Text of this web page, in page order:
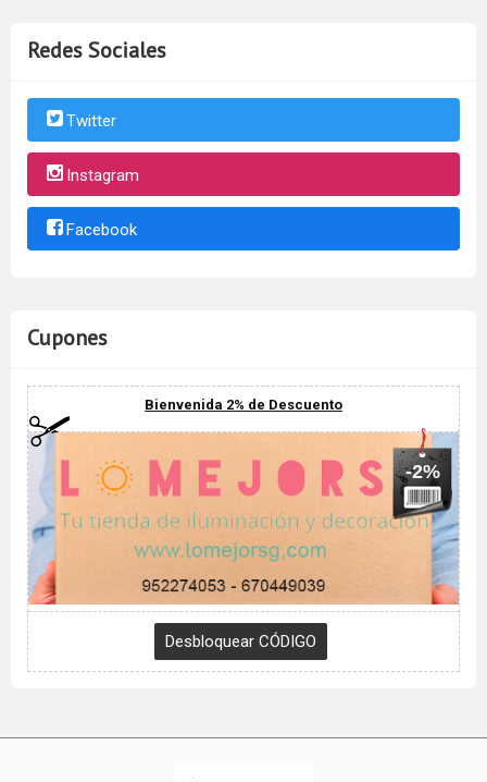
Redes Sociales
Twitter
Instagram
Facebook
Cupones
Bienvenida 2% de Descuento
-2%